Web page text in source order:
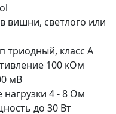
вишни, светлого или
триодный, класс А
100 кОм
мВ
4 - 8 Ом
до 30 Вт